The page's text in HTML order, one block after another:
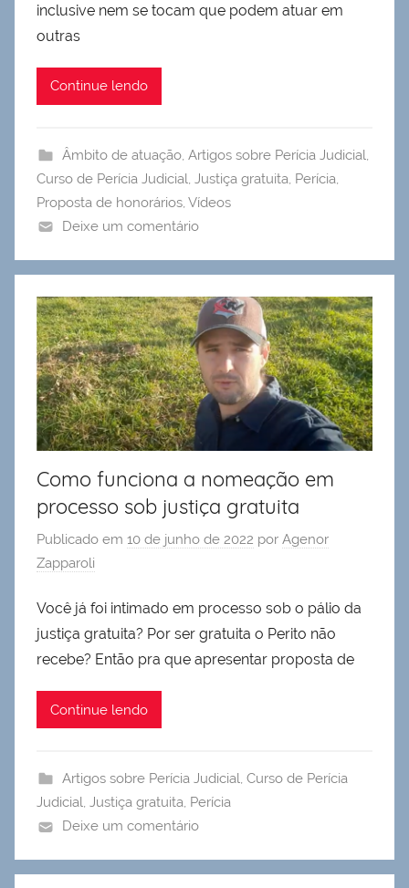
inclusive nem se tocam que podem atuar em
outras
Continue lendo
Âmbito de atuação, Artigos sobre Perícia Judicial,
Curso de Perícia Judicial, Justiça gratuita, Perícia,
Proposta de honorários, Vídeos
Deixe um comentário
Como funciona a nomeação em
processo sob justiça gratuita
Publicado em 10 de junho de 2022 por Agenor
Zapparoli
Você já foi intimado em processo sob o pálio da
justiça gratuita? Por ser gratuita o Perito não
recebe? Então pra que apresentar proposta de
Continue lendo
Artigos sobre Perícia Judicial, Curso de Perícia
Judicial, Justiça gratuita, Perícia
Deixe um comentário